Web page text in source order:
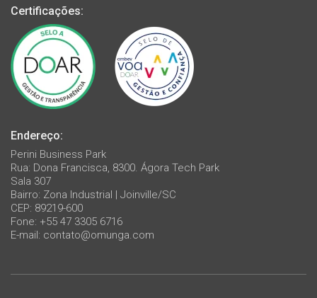
Certificações:
Endereço:
Perini Business Park
Rua: Dona Francisca, 8300. Ágora Tech Park
Sala 307
Bairro: Zona Industrial | Joinville/SC
CEP: 89219-600
Fone: +55 47 3305 6716
E-mail: contato@omunga.com